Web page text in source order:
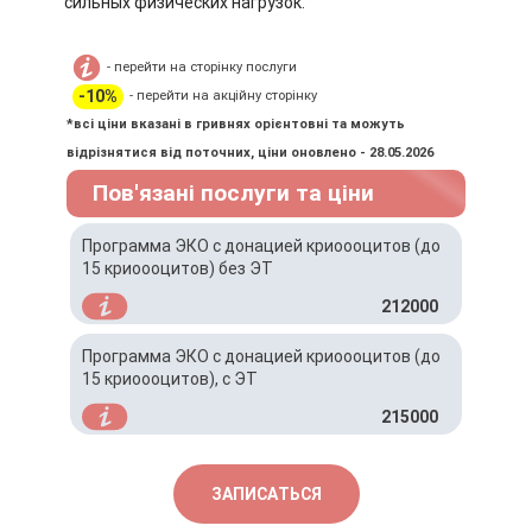
- перейти на сторінку послуги
-10%
- перейти на акційну сторінку
*всі ціни вказані в гривнях орієнтовні та можуть
відрізнятися від поточних, ціни оновлено - 28.05.2026
Пов'язані послуги та ціни
Программа ЭКО с донацией криоооцитов (до
15 криоооцитов) без ЭТ
212000
Программа ЭКО с донацией криоооцитов (до
15 криоооцитов), с ЭТ
215000
ЗАПИСАТЬСЯ